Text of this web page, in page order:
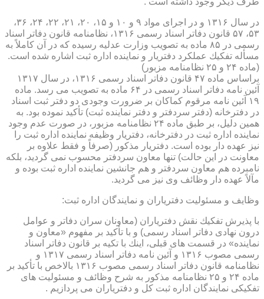
در سال ۱۳۱۶ و در اجرای مواد ۹ و ۱۰ و ۱۵، ۲۰، ۲۱، ۲۲، ۲۴، ۳۶،
۵۳، ۵۷ قانون دفاتر اسناد رسمی ۱۳۱۶، نظامنامه قانون دفاتر اسناد
رسمی در ۸۵ ماده به تصویب وزارت عدلیه رسیده كه در آن كاملاً به
مسأله تفكیك عملكرد دفتریار و نماینده اداره ثبت اشاره شده است.
(ماده ۲۴ و ۲۵ نظامنامه مزبور)
براساس ماده ۴۷ قانون دفاتر اسناد رسمی ۱۳۱۶، در سال ۱۳۱۷
آئین نامه دفاتر اسناد رسمی در ۶۴ ماده به تصویب می رسد. ماده
۱۹ آئین نامه مرقوم كماكان بر ضرورت وجودی دو دفتر ثبت اسناد
در دفترخانه (دفتر سردفتر و دفتر نماینده ثبت) تأكید نموده بود. به
همین دلیل، بر طبق ماده ۲۴ نظامنامه مزبور، در صورت عدم وجود
نماینده اداره ثبت در دفترخانه، دفتریار وظیفه نماینده اداره ثبت را
نیز عهده دار بوده است. دفتریار مذكور (صرفاً و فقط علاوه بر
معاونت در این حالت) تنها معاون سردفتر محسوب نمی گردید، بلكه
نامبرده هم معاون سردفتر و هم جانشین نماینده اداره ثبت بوده و
مآلاً عهده دار وظائف وی نیز می گردید.
وظایف و مسئولیت دفتریاران و نمایندگان اداره ثبت:
با پذیرش تفكیك نقش دفتریاران (معاونان سران دفاتر و عوامل
درون نهادی دفاتر اسناد رسمی) و با تأكید بر مفهوم «معاون و
نماینده» در قسمت های قبلی، اینك با تكیه بر قانون دفاتر اسناد
رسمی مصوب ۱۳۱۶ و آئین نامه دفاتر اسناد رسمی ۱۳۱۷ و
نظامنامه قانون دفاتر اسناد رسمی مصوب ۱۳۱۶ بالاخص با تأكید بر
ماده ۲۴ و ۲۵ نظامنامه مذكور به شرح وظائف و مسئولیت های
تفكیكی نمایندگان اداره ثبت كل و دفتریاران می پردازیم .